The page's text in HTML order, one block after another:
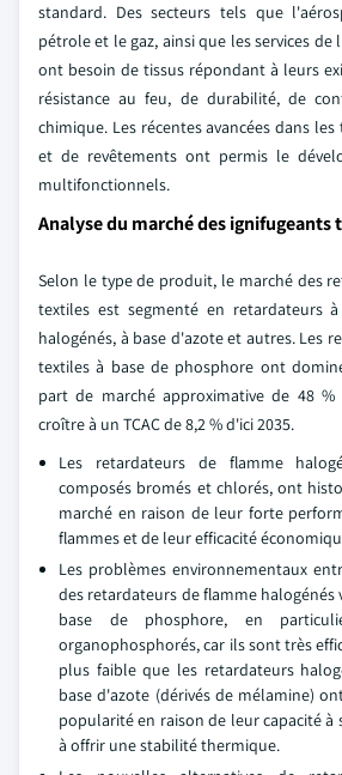
standard. Des secteurs tels que
pétrole et le gaz, ainsi que les services
ont besoin de tissus répondant à leurs
résistance au feu, de durabilité, de
chimique. Les récentes avancées dans
et de revêtements ont permis le
multifonctionnels.
Analyse du marché des ignifugeants
Selon le type de produit, le marché des
textiles est segmenté en retardateurs
halogénés, à base d'azote et autres. Les
textiles à base de phosphore ont
part de marché approximative de 48
croître à un TCAC de 8,2 % d'ici 2035.
Les retardateurs de flamme
composés bromés et chlorés, ont
marché en raison de leur forte
flammes et de leur efficacité
Les problèmes environnementaux
des retardateurs de flamme halogénés
base de phosphore, en
organophosphorés, car ils sont très
plus faible que les retardateurs
base d'azote (dérivés de mélamine)
popularité en raison de leur capacité
à offrir une stabilité thermique.